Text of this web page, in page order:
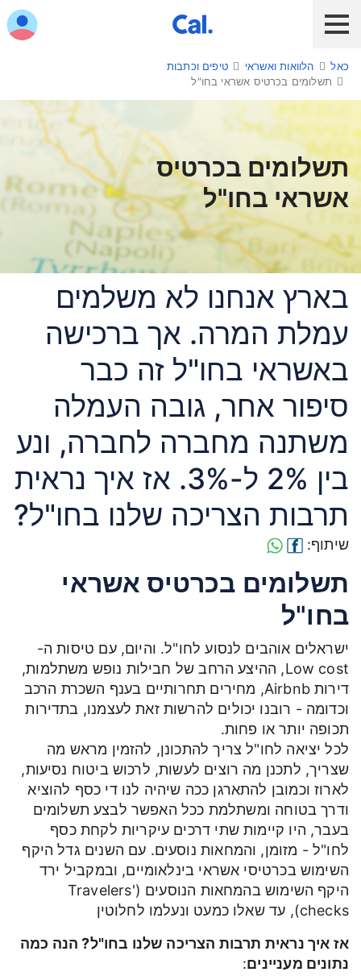
לקוח כאל לקוח Diners Club
שירות אונליין
הלוואות ואשראי
מבצעים והטבות
חו"ל
תשלום בנייד
כרטיס חדש
כאל בשבילך
כאל הלוואות ואשראי
טיפים וכתבות
תשלומים בכרטיס אשראי בחו"ל
תשלומים בכרטיס
אשראי בחו"ל
בארץ אנחנו לא משלמים
עמלת המרה. אך ברכישה
באשראי בחו"ל זה כבר
סיפור אחר, גובה העמלה
משתנה מחברה לחברה, ונע
בין 2% ל-3%. אז איך נראית
תרבות הצריכה שלנו בחו"ל?
שיתוף:
תשלומים בכרטיס אשראי
בחו"ל
ישראלים אוהבים לנסוע לחו"ל. והיום, עם טיסות ה-
Low cost, ההיצע הרחב של חבילות נופש משתלמות,
דירות Airbnb, מחירים תחרותיים בענף השכרת הרכב
וכדומה - רובנו יכולים להרשות זאת לעצמנו, בתדירות
תכופה יותר או פחות.
לכל יציאה לחו"ל צריך להתכונן, להזמין מראש מה
שצריך, לתכנן מה רוצים לעשות, לרכוש ביטוח נסיעות,
לארוז וכמובן להתארגן ככה שיהיה לנו די כסף להוציא
ודרך בטוחה ומשתלמת ככל האפשר לבצע תשלומים
בעבר, היו קיימות שתי דרכים עיקריות לקחת כסף
לחו"ל - מזומן, והמחאות נוסעים. עם השנים גדל היקף
השימוש בכרטיסי אשראי בינלאומיים, ובמקביל ירד
היקף השימוש בהמחאות הנוסעים (Travelers'
checks), עד שאלו כמעט ונעלמו לחלוטין
אז איך נראית תרבות הצריכה שלנו בחו"ל? הנה כמה
נתונים מעניינים: